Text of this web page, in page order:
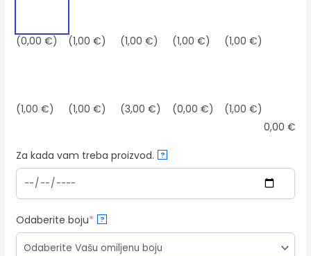
(0,00 €) (1,00 €) (1,00 €) (1,00 €) (1,00 €)
(1,00 €) (1,00 €) (3,00 €) (0,00 €) (1,00 €)
0,00 €
Za kada vam treba proizvod. ?
Odaberite boju* (required)
?